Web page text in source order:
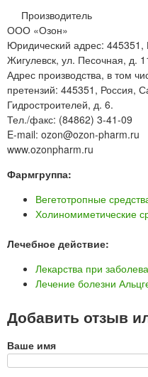
Производитель
ООО «Озон»
Юридический адрес: 445351,
Жигулевск, ул. Песочная, д.
Адрес производства, в том
претензий: 445351, Россия,
Гидростроителей, д. 6.
Тел./факс: (84862) 3-41-09
E-mail: ozon@ozon-pharm.ru
www.ozonpharm.ru
Фармгруппа:
Вегетотропные
Холиномиметические
Лечебное действие:
Лекарства при
Лечение болезни
Добавить отзыв
Ваше имя